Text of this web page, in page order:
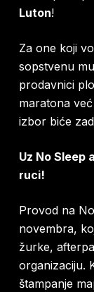
Luton!
Za one koji
sopstvenu
prodavnici
maratona
izbor biće
Uz No Sleep
ruci!
Provod na
novembra,
žurke,
organizaciju.
štampanje